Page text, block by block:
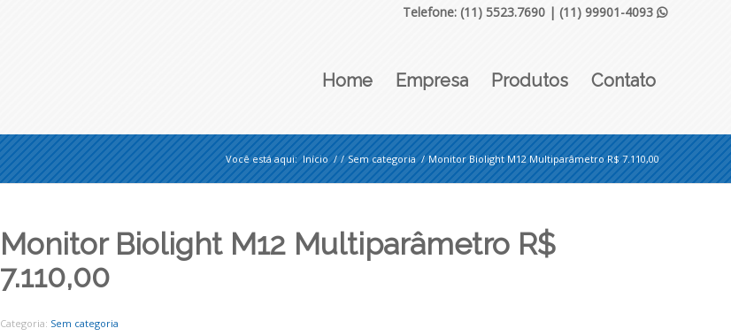
Telefone: (11) 5523.7690 | (11) 99901-4093 
Home Empresa Produtos Contato
Você está aqui: Início / / Sem categoria / Monitor Biolight M12 Multiparâmetro R$ 7.110,00
Monitor Biolight M12 Multiparâmetro R$
7.110,00
Categoria: Sem categoria